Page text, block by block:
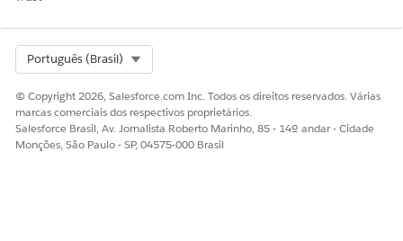
Português (Brasil)
© Copyright 2026, Salesforce.com Inc. Todos os direitos reservados. Várias
marcas comerciais dos respectivos proprietários.
Salesforce Brasil, Av. Jornalista Roberto Marinho, 85 - 14º andar - Cidade
Monções, São Paulo - SP, 04575-000 Brasil